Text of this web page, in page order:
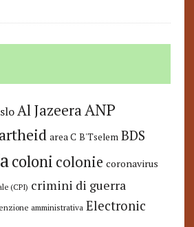
Al JazeeraANP
area C B'Tselem BDS
coloni colonie coronavirus
(CPI) crimini di guerra
amministrativa Electronic